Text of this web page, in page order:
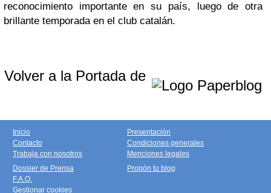
reconocimiento importante en su país, luego de otra
brillante temporada en el club catalán.
Volver a la Portada de
Inicio
Contacto
Trabaja con nosotros
Presentación
Condiciones generales
Menciones legales
Dossier de Prensa
F.A.Q.
Gestionar cookies
Propón tu blog